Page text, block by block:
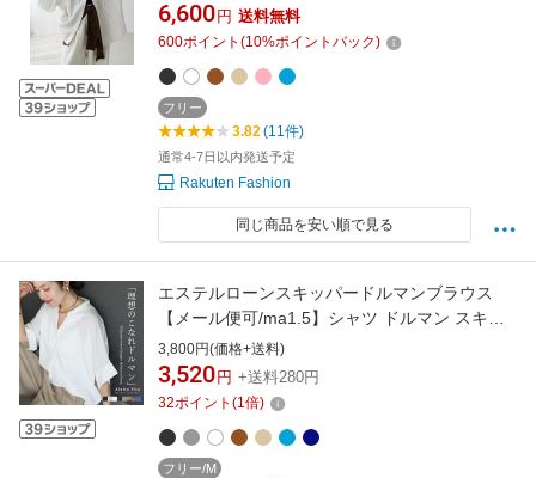
ク ベージュ ブラウン ブラック【送料無料】
6,600 円 送料無料
600ポイント (10%ポイントバック)
フリー
3.82(11件)
通常4-7日以内発送予定
Rakuten Fashion
同じ商品を安い順で見る
エステルローンスキッパードルマンブラウス
【メール便可/ma1.5】シャツ ドルマン スキッ
パー 着痩せ ゆったり 大人 抜け感 夏 30代 40代
50代 レディース
3,800円(価格+送料)
3,520 円 +送料280円
32ポイント (1倍)
フリー/M